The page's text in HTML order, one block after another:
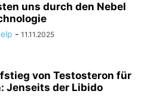
uns durch den Nebel
- 11.11.2025
von Testosteron für
Jenseits der Libido